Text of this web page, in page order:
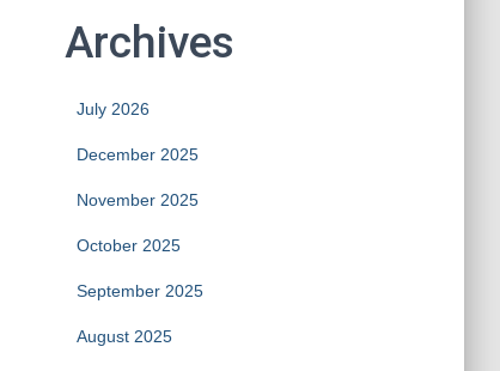
Archives
July 2026
December 2025
November 2025
October 2025
September 2025
August 2025